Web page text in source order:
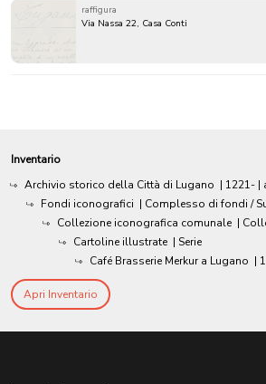
raffigura
Via Nassa 22, Casa Conti
Inventario
Archivio storico della Città di Lugano | 1221- |
Fondi iconografici | Complesso di fondi /
Collezione iconografica comunale |
Cartoline illustrate | Serie
Café Brasserie Merkur a Lugano |
Apri Inventario